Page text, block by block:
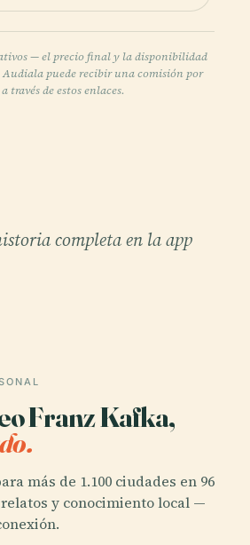
— el precio final y la disponibilidad
puede recibir una comisión por
través de estos enlaces.
completa en la app
Franz Kafka,
más de 1.100 ciudades en 96
y conocimiento local —